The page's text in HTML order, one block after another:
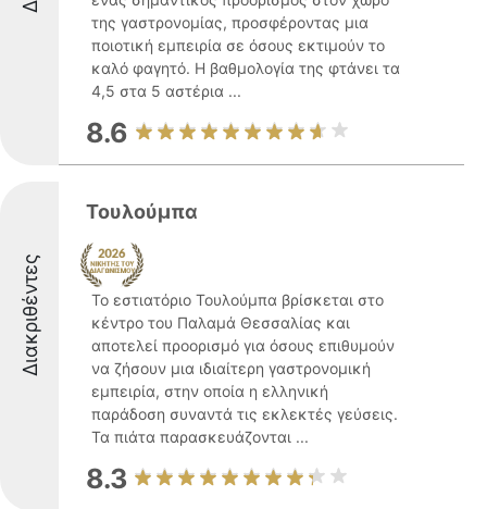
της γαστρονομίας, προσφέροντας μια
ποιοτική εμπειρία σε όσους εκτιμούν το
καλό φαγητό. Η βαθμολογία της φτάνει τα
4,5 στα 5 αστέρια ...
8.6
Διακριθέντες
Τουλούμπα
Το εστιατόριο Τουλούμπα βρίσκεται στο
κέντρο του Παλαμά Θεσσαλίας και
αποτελεί προορισμό για όσους επιθυμούν
να ζήσουν μια ιδιαίτερη γαστρονομική
εμπειρία, στην οποία η ελληνική
παράδοση συναντά τις εκλεκτές γεύσεις.
Τα πιάτα παρασκευάζονται ...
8.3